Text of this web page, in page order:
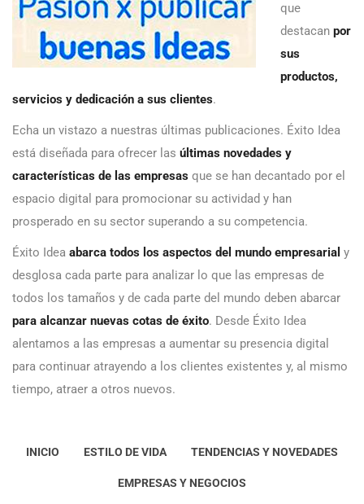
que
destacan por
sus
productos,
servicios y dedicación a sus clientes.
Echa un vistazo a nuestras últimas publicaciones. Éxito Idea
está diseñada para ofrecer las últimas novedades y
características de las empresas que se han decantado por el
espacio digital para promocionar su actividad y han
prosperado en su sector superando a su competencia.
Éxito Idea abarca todos los aspectos del mundo empresarial y
desglosa cada parte para analizar lo que las empresas de
todos los tamaños y de cada parte del mundo deben abarcar
para alcanzar nuevas cotas de éxito. Desde Éxito Idea
alentamos a las empresas a aumentar su presencia digital
para continuar atrayendo a los clientes existentes y, al mismo
tiempo, atraer a otros nuevos.
INICIO ESTILO DE VIDA TENDENCIAS Y NOVEDADES
EMPRESAS Y NEGOCIOS